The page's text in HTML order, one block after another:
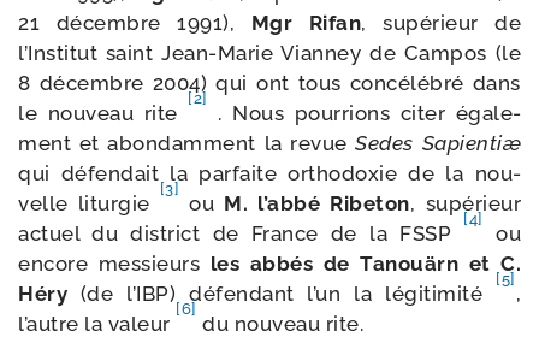
21 décembre 1991), Mgr Rifan, supé­rieur de
l’Institut saint Jean-​Marie Vianney de Campos (le
8 décembre 2004) qui ont tous concé­lé­bré dans
le nou­veau rite
[2]
. Nous pour­rions citer éga­le­
ment et abon­dam­ment la revueSedes Sapientiæ
qui défen­dait la par­faite ortho­doxie de la nou­
velle litur­gie
[3]
ou M. l’ab­bé Ribeton, supé­rieur
actuel du dis­trict de France de la FSSP
[4]
ou
encore mes­sieurs les abbés de Tanouärn et C.
Héry (de l’IBP) défen­dant l’un la légi­ti­mi­té
[5]
,
l’autre la valeur
[6]
du nou­veau rite.